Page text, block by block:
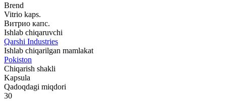
Brend
Vitrio kaps.
Витрио капс.
Ishlab chiqaruvchi
Qarshi Industries
Ishlab chiqarilgan mamlakat
Pokiston
Chiqarish shakli
Kapsula
Qadoqdagi miqdori
30